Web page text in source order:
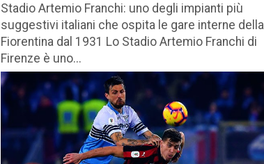
Stadio Artemio Franchi: uno degli impianti più
suggestivi italiani che ospita le gare interne della
Fiorentina dal 1931 Lo Stadio Artemio Franchi di
Firenze è uno...